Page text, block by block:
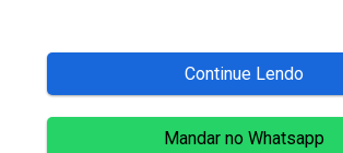
Continue Lendo
Mandar no Whatsapp